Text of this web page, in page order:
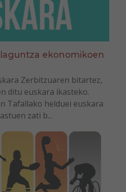
ekonomikoen
Zerbitzuaren bitartez,
ditu euskara ikasteko.
Tafallako helduei euskara
zati b...